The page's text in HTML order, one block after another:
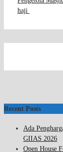
haji
Recent Posts
Ada
GIIAS 2026
Open House